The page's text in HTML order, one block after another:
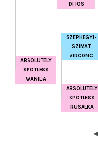
DI IOS
ABSOLUTELY
SPOTLESS
WANILIA
SZEPHEGYI-
SZIMAT
VIRGONC
ABSOLUTELY
SPOTLESS
RUSALKA